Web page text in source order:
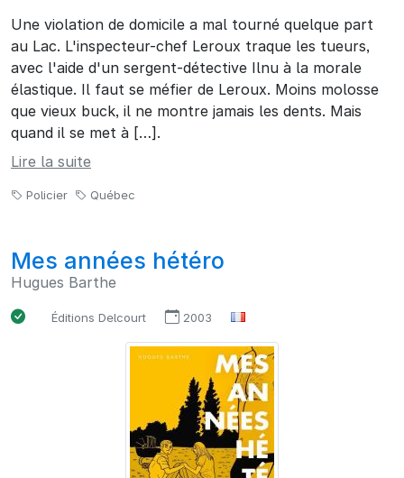
Une violation de domicile a mal tourné quelque part
au Lac. L'inspecteur-chef Leroux traque les tueurs,
avec l'aide d'un sergent-détective Ilnu à la morale
élastique. Il faut se méfier de Leroux. Moins molosse
que vieux buck, il ne montre jamais les dents. Mais
quand il se met à […].
Lire la suite
Policier Québec
Mes années hétéro
Hugues Barthe
Éditions Delcourt 2003